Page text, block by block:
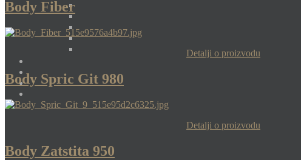
Body Fiber
Detalji o proizvodu
Body Spric Git 980
Detalji o proizvodu
Body Zatstita 950